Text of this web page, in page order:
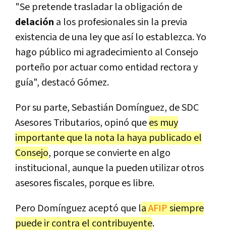
"Se pretende trasladar la obligación de
delación a los profesionales sin la previa
existencia de una ley que así lo establezca. Yo
hago público mi agradecimiento al Consejo
porteño por actuar como entidad rectora y
guía", destacó Gómez.
Por su parte, Sebastián Domínguez, de SDC
Asesores Tributarios, opinó quees muy
importante que la nota la haya publicado el
Consejo, porque se convierte en algo
institucional, aunque la pueden utilizar otros
asesores fiscales, porque es libre.
Pero Domínguez aceptó que laAFIPsiempre
puede ir contra el contribuyente.